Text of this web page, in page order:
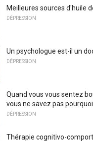
Meilleures sources d'huile
DÉPRESSION
Un psychologue est-il un
DÉPRESSION
Quand vous vous sentez
vous ne savez pas pourquoi
DÉPRESSION
Thérapie cognitivo-